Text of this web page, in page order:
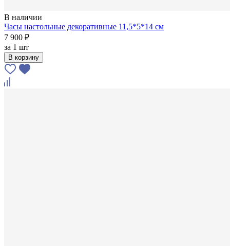
В наличии
Часы настольные декоративные 11,5*5*14 см
7 900 ₽
за 1 шт
В корзину